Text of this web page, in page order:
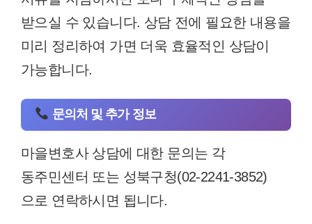
받으실 수 있습니다. 상담 전에 필요한 내용을
미리 정리하여 가면 더욱 효율적인 상담이
가능합니다.
문의처 및 추가 정보
마을변호사 상담에 대한 문의는 각
동주민센터 또는 성북구청(02-2241-3852)
으로 연락하시면 됩니다.